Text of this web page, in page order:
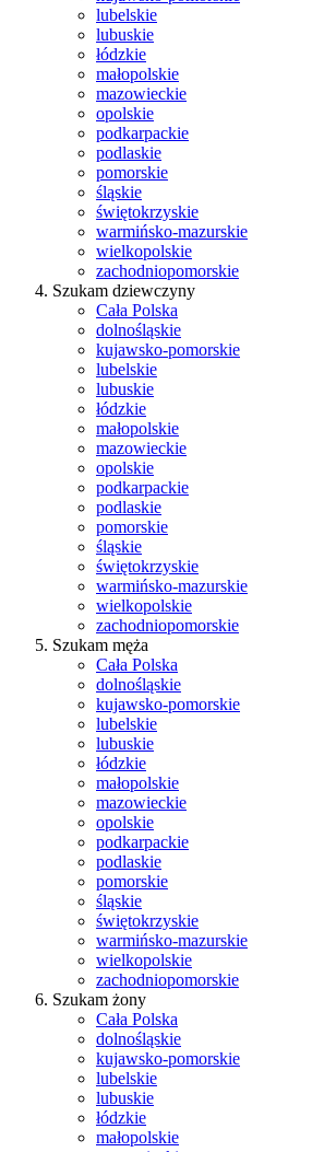
lubelskie
lubuskie
łódzkie
małopolskie
mazowieckie
opolskie
podkarpackie
podlaskie
pomorskie
śląskie
świętokrzyskie
warmińsko-mazurskie
wielkopolskie
zachodniopomorskie
Szukam dziewczyny
Cała Polska
dolnośląskie
kujawsko-pomorskie
lubelskie
lubuskie
łódzkie
małopolskie
mazowieckie
opolskie
podkarpackie
podlaskie
pomorskie
śląskie
świętokrzyskie
warmińsko-mazurskie
wielkopolskie
zachodniopomorskie
Szukam męża
Cała Polska
dolnośląskie
kujawsko-pomorskie
lubelskie
lubuskie
łódzkie
małopolskie
mazowieckie
opolskie
podkarpackie
podlaskie
pomorskie
śląskie
świętokrzyskie
warmińsko-mazurskie
wielkopolskie
zachodniopomorskie
Szukam żony
Cała Polska
dolnośląskie
kujawsko-pomorskie
lubelskie
lubuskie
łódzkie
małopolskie